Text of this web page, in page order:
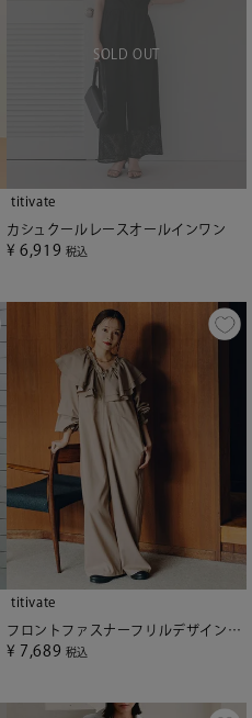
titivate
カシュクールレースオールインワン
¥ 6,919 税込
titivate
フロントファスナーフリルデザインオールインワン
¥ 7,689 税込